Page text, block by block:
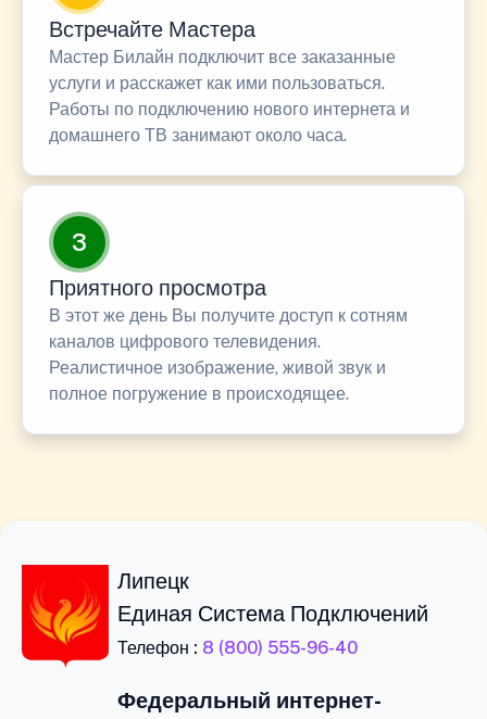
Встречайте Мастера
Мастер Билайн подключит все заказанные
услуги и расскажет как ими пользоваться.
Работы по подключению нового интернета и
домашнего ТВ занимают около часа.
3
Приятного просмотра
В этот же день Вы получите доступ к сотням
каналов цифрового телевидения.
Реалистичное изображение, живой звук и
полное погружение в происходящее.
Липецк
Единая Система Подключений
Телефон : 8 (800) 555-96-40
Федеральный интернет-